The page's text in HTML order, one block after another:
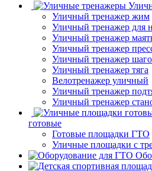
Уличный тренажер жим
Уличный тренажер для
Уличный тренажер
Уличный тренажер
Уличный тренажер
Уличный тренажер тяга
Велотренажер уличный
Уличный тренажер
Уличный тренажер
готовые
Готовые площадки ГТО
Уличные площадки с